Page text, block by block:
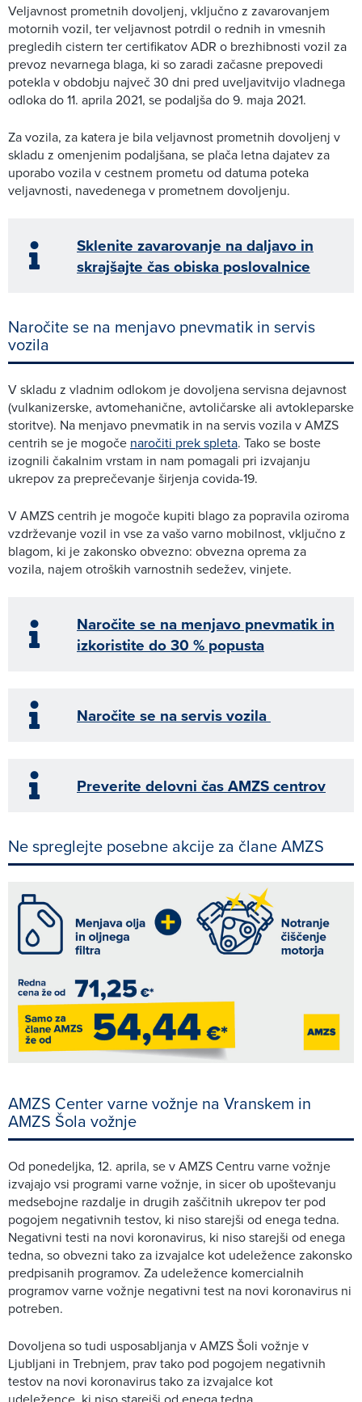
Veljavnost prometnih dovoljenj, vključno z zavarovanjem
motornih vozil, ter veljavnost potrdil o rednih in vmesnih
pregledih cistern ter certifikatov ADR o brezhibnosti vozil za
prevoz nevarnega blaga, ki so zaradi začasne prepovedi
potekla v obdobju največ 30 dni pred uveljavitvijo vladnega
odloka do 11. aprila 2021, se podaljša do 9. maja 2021.
Za vozila, za katera je bila veljavnost prometnih dovoljenj v
skladu z omenjenim podaljšana, se plača letna dajatev za
uporabo vozila v cestnem prometu od datuma poteka
veljavnosti, navedenega v prometnem dovoljenju.
Sklenite zavarovanje na daljavo in
skrajšajte čas obiska poslovalnice
Naročite se na menjavo pnevmatik in servis
vozila
V skladu z vladnim odlokom je dovoljena servisna dejavnost
(vulkanizerske, avtomehanične, avtoličarske ali avtokleparske
storitve). Na menjavo pnevmatik in na servis vozila v AMZS
centrih se je mogoče naročiti prek spleta. Tako se boste
izognili čakalnim vrstam in nam pomagali pri izvajanju
ukrepov za preprečevanje širjenja covida-19.
V AMZS centrih je mogoče kupiti blago za popravila oziroma
vzdrževanje vozil in vse za vašo varno mobilnost, vključno z
blagom, ki je zakonsko obvezno: obvezna oprema za
vozila, najem otroških varnostnih sedežev, vinjete.
Naročite se na menjavo pnevmatik in
izkoristite do 30 % popusta
Naročite se na servis vozila
Preverite delovni čas AMZS centrov
Ne spreglejte posebne akcije za člane AMZS
AMZS Center varne vožnje na Vranskem in
AMZS Šola vožnje
Od ponedeljka, 12. aprila, se v AMZS Centru varne vožnje
izvajajo vsi programi varne vožnje, in sicer ob upoštevanju
medsebojne razdalje in drugih zaščitnih ukrepov ter pod
pogojem negativnih testov, ki niso starejši od enega tedna.
Negativni testi na novi koronavirus, ki niso starejši od enega
tedna, so obvezni tako za izvajalce kot udeležence zakonsko
predpisanih programov. Za udeležence komercialnih
programov varne vožnje negativni test na novi koronavirus ni
potreben.
Dovoljena so tudi usposabljanja v AMZS Šoli vožnje v
Ljubljani in Trebnjem, prav tako pod pogojem negativnih
testov na novi koronavirus tako za izvajalce kot